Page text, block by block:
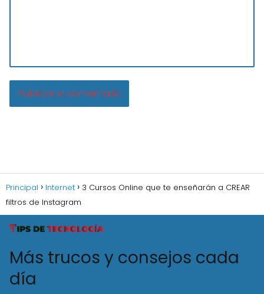
Principal Internet
3 Cursos Online que te enseñarán a CREAR
filtros de Instagram
Más trucos y consejos cada
día